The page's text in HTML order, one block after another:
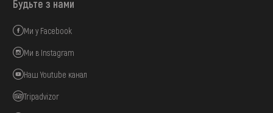
Будьте з нами
Ми у Facebook
Ми в Instagram
Наш Youtube канал
Tripadvizor